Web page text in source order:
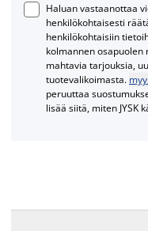
Haluan vastaanottaa
henkilökohtaisesti
henkilökohtaisiin
kolmannen
mahtavia tarjouksia,
tuotevalikoimasta.
peruuttaa
lisää siitä, miten JYSK